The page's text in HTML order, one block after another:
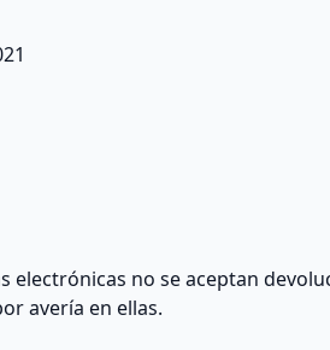
electrónicas no se aceptan
avería en ellas.